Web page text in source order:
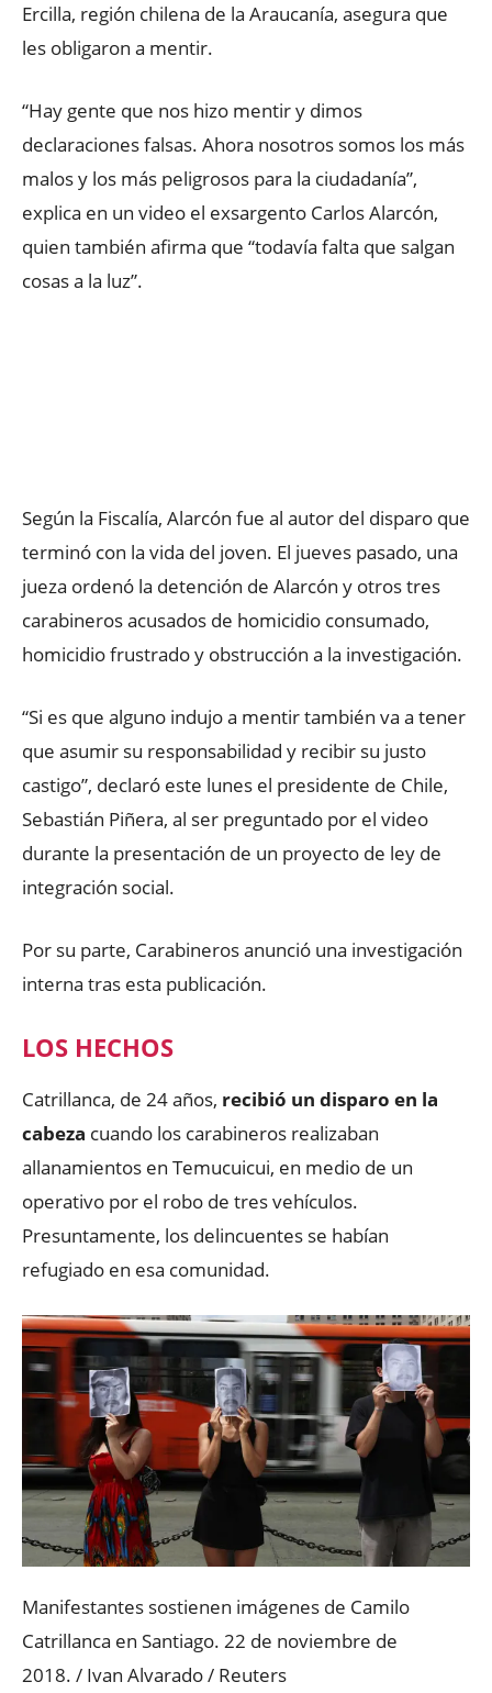
Ercilla, región chilena de la Araucanía, asegura que
les obligaron a mentir.
“Hay gente que nos hizo mentir y dimos
declaraciones falsas. Ahora nosotros somos los más
malos y los más peligrosos para la ciudadanía”,
explica en un video el exsargento Carlos Alarcón,
quien también afirma que “todavía falta que salgan
cosas a la luz”.
Según la Fiscalía, Alarcón fue al autor del disparo que
terminó con la vida del joven. El jueves pasado, una
jueza ordenó la detención de Alarcón y otros tres
carabineros acusados de homicidio consumado,
homicidio frustrado y obstrucción a la investigación.
“Si es que alguno indujo a mentir también va a tener
que asumir su responsabilidad y recibir su justo
castigo”, declaró este lunes el presidente de Chile,
Sebastián Piñera, al ser preguntado por el video
durante la presentación de un proyecto de ley de
integración social.
Por su parte, Carabineros anunció una investigación
interna tras esta publicación.
LOS HECHOS
Catrillanca, de 24 años, recibió un disparo en la
cabeza cuando los carabineros realizaban
allanamientos en Temucuicui, en medio de un
operativo por el robo de tres vehículos.
Presuntamente, los delincuentes se habían
refugiado en esa comunidad.
Manifestantes sostienen imágenes de Camilo
Catrillanca en Santiago. 22 de noviembre de
2018. / Ivan Alvarado/ Reuters